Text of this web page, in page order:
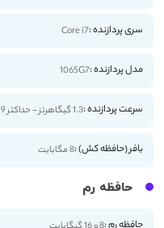
سری پردازنده :Core i7
مدل پردازنده :1065G7
سرعت پردازنده :1.3 گیگاهرتز - حداکثر 3.9 گیگاهرتز
بافر (حافظه کش) :8 مگابایت
حافظه رم